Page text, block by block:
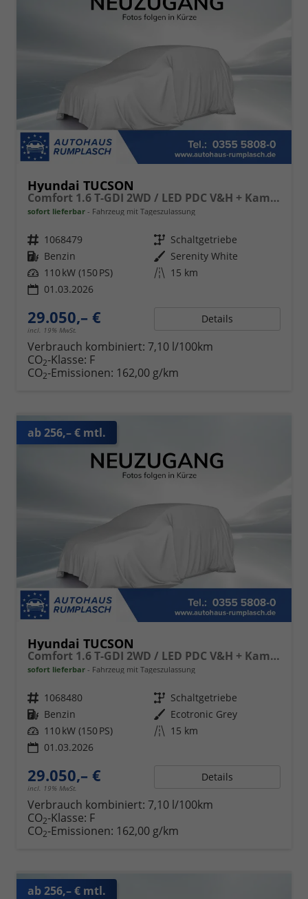
Hyundai TUCSON
Comfort 1.6 T-GDI 2WD / LED PDC V&H + Kamera Sitz Lenkradheizung Alu 18"
sofort lieferbar Fahrzeug mit Tageszulassung
Fahrzeugnr. 1068479 Getriebe Schaltgetriebe
Kraftstoff Benzin Außenfarbe Serenity White
Leistung 110 kW (150 PS) Kilometerstand 15 km
01.03.2026
29.050,– €
incl. 19% MwSt.
Details
Verbrauch kombiniert: 7,10 l/100km
CO2-Klasse: F
CO2-Emissionen: 162,00 g/km
ab 256,– € mtl.
Hyundai TUCSON
Comfort 1.6 T-GDI 2WD / LED PDC V&H + Kamera Sitz Lenkradheizung Alu 18"
sofort lieferbar Fahrzeug mit Tageszulassung
Fahrzeugnr. 1068480 Getriebe Schaltgetriebe
Kraftstoff Benzin Außenfarbe Ecotronic Grey
Leistung 110 kW (150 PS) Kilometerstand 15 km
01.03.2026
29.050,– €
incl. 19% MwSt.
Details
Verbrauch kombiniert: 7,10 l/100km
CO2-Klasse: F
CO2-Emissionen: 162,00 g/km
ab 256,– € mtl.